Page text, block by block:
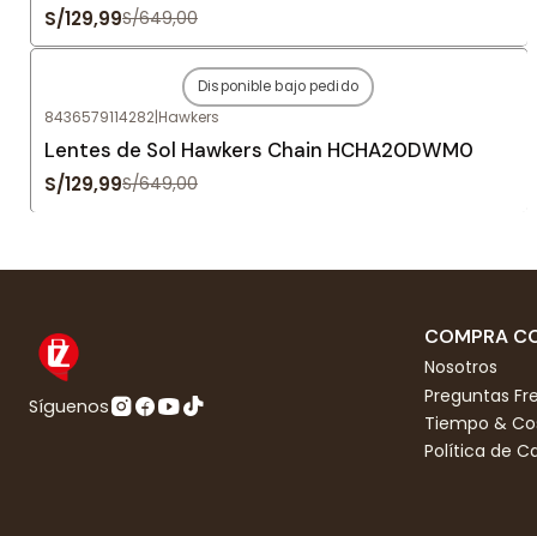
S/129,99S/649,00
Agotado
Disponible bajo pedido
8436579114282|Hawkers
Lentes de Sol Hawkers Chain HCHA20DWM0
S/129,99S/649,00
Síguenos
COMPRA
Nosotros
Preguntas
Tiempo &
Política de